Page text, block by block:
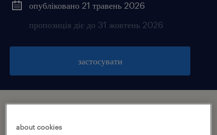
опубліковано 21 травень 2026
пропозиція діє до 31 жовтень 2026
застосувати
about cookies